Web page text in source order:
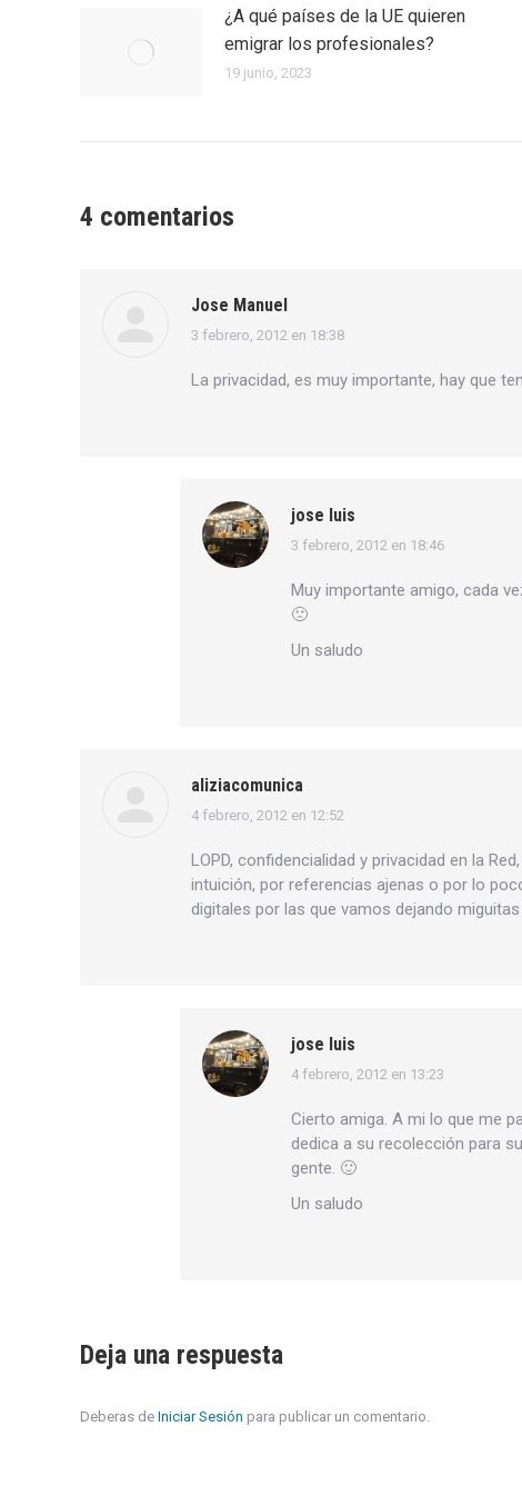
¿A qué países de la UE quieren
emigrar los profesionales?
19 junio, 2023
4 comentarios
Jose Manuel
dice:
3 febrero, 2012 en 18:38
La privacidad, es muy importante, hay que
jose luis
dice:
3 febrero, 2012 en 18:46
Muy importante amigo, cada
🙁
Un saludo
aliziacomunica
dice:
4 febrero, 2012 en 12:52
LOPD, confidencialidad y privacidad en la
intuición, por referencias ajenas o por lo
digitales por las que vamos dejando
jose luis
dice:
4 febrero, 2012 en 13:23
Cierto amiga. A mi lo que me
dedica a su recolección para
gente. 🙂
Un saludo
Deja una respuesta
Deberas de Iniciar Sesión para publicar un comentario.